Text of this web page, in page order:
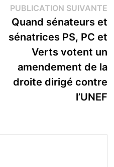
PUBLICATION SUIVANTE
Quand sénateurs et
sénatrices PS, PC et
Verts votent un
amendement de la
droite dirigé contre
l’UNEF